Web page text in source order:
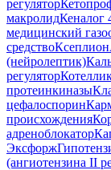
регулятор
макролидКеналог
медицинский
средствоКсеплион
(нейролептик)
регулятор
протеинкиназы
цефалоспорин
происхождения
адреноблокатор
Эксфорж
(ангиотензина II